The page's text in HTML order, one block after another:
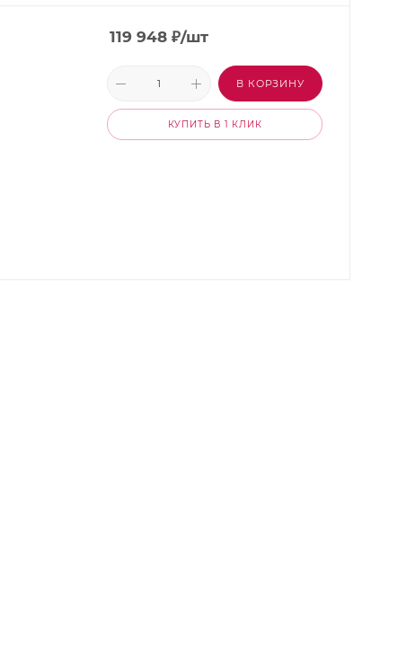
119 948 ₽/шт
В КОРЗИНУ
КУПИТЬ В 1 КЛИК